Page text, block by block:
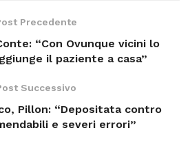
Precedente
“Con Ovunque vicini lo
il paziente a casa”
Successivo
Pillon: “Depositata contro
e severi errori”